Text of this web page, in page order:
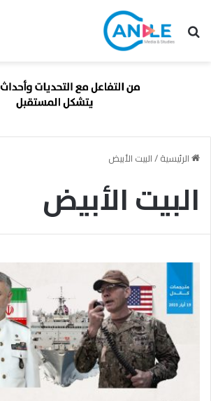
بحث عن
الرئيسية/البيت الأبيض
البيت الأبيض